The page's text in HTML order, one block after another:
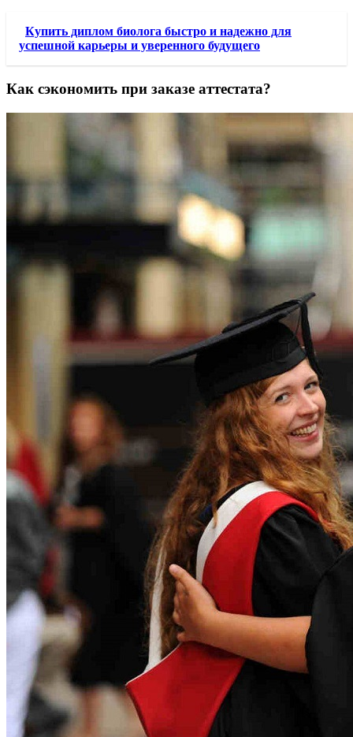
Купить диплом биолога быстро и надежно для
успешной карьеры и уверенного будущего
Как сэкономить при заказе аттестата?